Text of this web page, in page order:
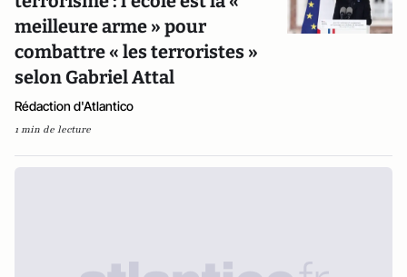
meilleure arme » pour
combattre « les terroristes »
selon Gabriel Attal
Rédaction d'Atlantico
1 min de lecture